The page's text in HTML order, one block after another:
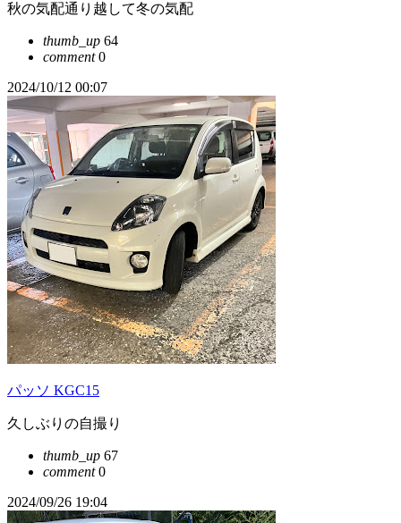
秋の気配通り越して冬の気配
thumb_up 64
comment0
2024/10/12 00:07
パッソ KGC15
久しぶりの自撮り
thumb_up 67
comment0
2024/09/26 19:04